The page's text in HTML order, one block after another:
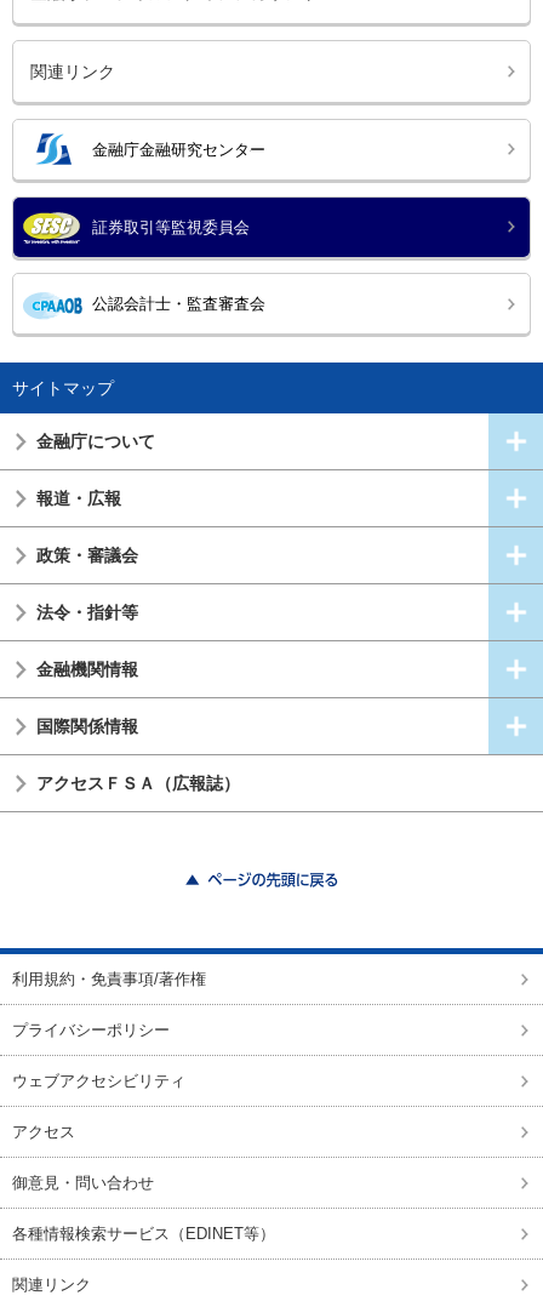
関連リンク
金融庁金融研究センター
証券取引等監視委員会
公認会計士・監査審査会
サイトマップ
金融庁について
報道・広報
政策・審議会
法令・指針等
金融機関情報
国際関係情報
アクセスＦＳＡ（広報誌）
利用規約・免責事項/著作権
プライバシーポリシー
ウェブアクセシビリティ
アクセス
御意見・問い合わせ
各種情報検索サービス（EDINET等）
関連リンク